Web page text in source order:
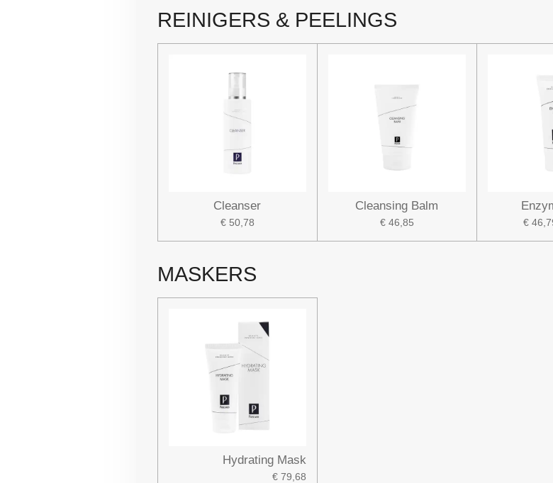
REINIGERS & PEELINGS
Cleanser
€ 50,78
Cleansing Balm
€ 46,85 €
MASKERS
Hydrating Mask
€ 79,68